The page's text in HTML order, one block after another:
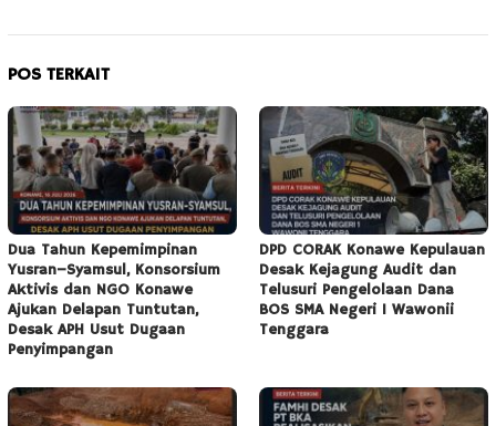
POS TERKAIT
Dua Tahun Kepemimpinan
Yusran–Syamsul, Konsorsium
Aktivis dan NGO Konawe
Ajukan Delapan Tuntutan,
Desak APH Usut Dugaan
Penyimpangan
DPD CORAK Konawe Kepulauan
Desak Kejagung Audit dan
Telusuri Pengelolaan Dana
BOS SMA Negeri 1 Wawonii
Tenggara